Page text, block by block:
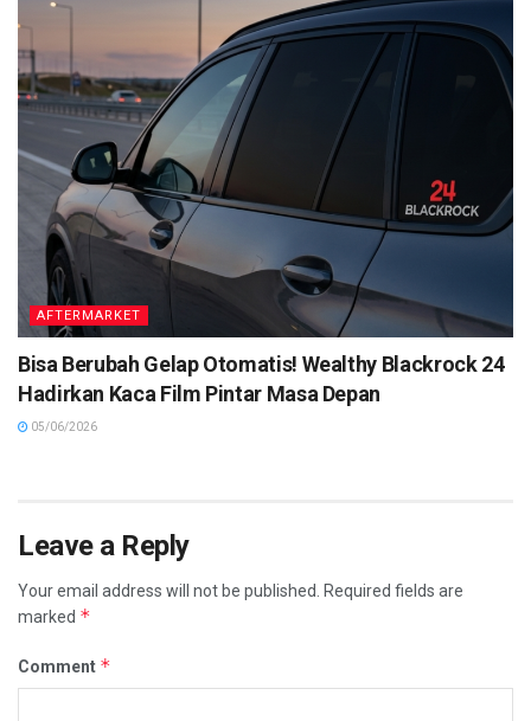
AFTERMARKET
Bisa Berubah Gelap Otomatis! Wealthy Blackrock 24
Hadirkan Kaca Film Pintar Masa Depan
05/06/2026
Leave a Reply
Your email address will not be published.
Required fields are
marked *
Comment *